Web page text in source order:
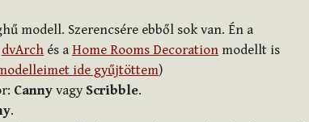
modell. Szerencsére ebből sok van. Én a
dvArch és a Home Rooms Decoration modellt is
ide gyűjtöttem)
Canny vagy Scribble.
.